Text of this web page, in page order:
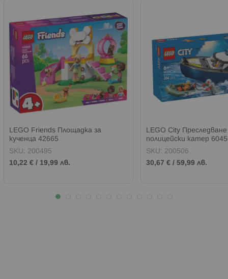
LEGO Friends Площадка за
кученца 42665
SKU: 200495
10,22 € / 19,99 лв.
LEGO City Преследване
полицейски катер
SKU: 200506
30,67 € / 59,99 лв.